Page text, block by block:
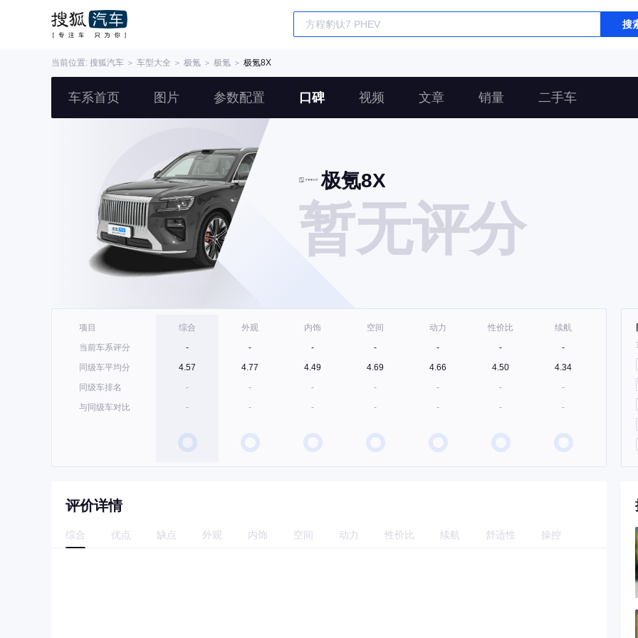
搜
当前位置: 搜狐汽车 ＞ 车型大全 ＞ 极氪 ＞ 极氪 ＞ 极氪8X
车系首页 图片 参数配置 口碑 视频 文章 销量 二手车
极氪8X
暂无评分
项目
当前车系评分
同级车平均分
同级车排名
与同级车对比
综合
-
4.57
-
-
外观
-
4.77
-
-
内饰
-
4.49
-
-
空间
-
4.69
-
-
动力
-
4.66
-
-
性价比
-
4.50
-
-
续航
-
4.34
-
-
评价详情
综合 优点 缺点 外观 内饰 空间 动力 性价比 续航 舒适性 操控